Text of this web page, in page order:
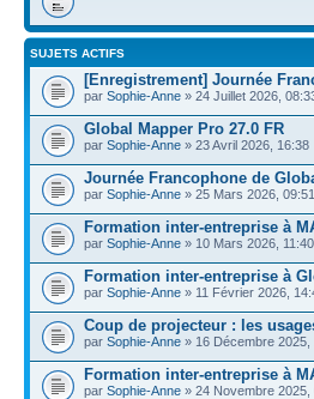
SUJETS ACTIFS
[Enregistrement] Journée
par Sophie-Anne » 24 Juillet 2026,
Global Mapper Pro 27.0 FR
par Sophie-Anne » 23 Avril 2026, 16:38
Journée Francophone de
par Sophie-Anne » 25 Mars 2026, 09:51
Formation inter-entreprise à
par Sophie-Anne » 10 Mars 2026, 11:40
Formation inter-entreprise à
par Sophie-Anne » 11 Février 2026,
Coup de projecteur : les
par Sophie-Anne » 16 Décembre 2025,
Formation inter-entreprise à
par Sophie-Anne » 24 Novembre 2025,